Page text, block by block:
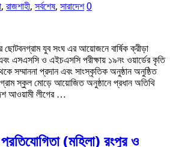
, রাজশাহী, সর্বশেষ, সারাদেশ 0
ছোটবনগ্রাম যুব সংঘ এর আয়োজনে বার্ষিক ক্রীড়া
এসএসসি ও এইচএসসি পরীক্ষায় ১৯নং ওয়ার্ডের কৃতি
সম্মাননা প্রদান এবং সাংস্কৃতিক অনুষ্ঠান অনুষ্ঠিত
স্কুল মোড়ে আয়োজিত অনুষ্ঠানে প্রধান অতিথি
আওয়ামী লীগের …
(মহিলা) রংপুর ও